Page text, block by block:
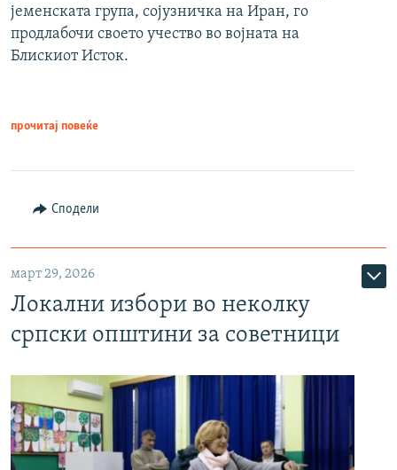
јеменската група, сојузничка на Иран, го
продлабочи своето учество во војната на
Блискиот Исток.
прочитај повеќе
Сподели
март 29, 2026
Локални избори во неколку
српски општини за советници